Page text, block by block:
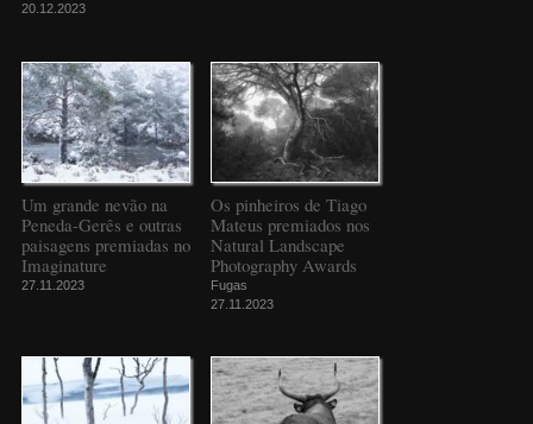
20.12.2023
Um grande nevão na
Peneda-Gerês e outras
paisagens premiadas no
Imaginature
27.11.2023
Os pinheiros de Tiago
Mateus premiados nos
Natural Landscape
Photography Awards
Fugas
27.11.2023